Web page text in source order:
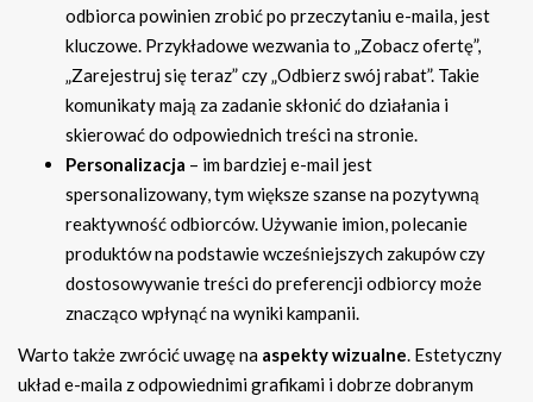
odbiorca powinien zrobić po przeczytaniu e-maila, jest
kluczowe. Przykładowe wezwania to „Zobacz ofertę”,
„Zarejestruj się teraz” czy „Odbierz swój rabat”. Takie
komunikaty mają za zadanie skłonić do działania i
skierować do odpowiednich treści na stronie.
Personalizacja – im bardziej e-mail jest
spersonalizowany, tym większe szanse na pozytywną
reaktywność odbiorców. Używanie imion, polecanie
produktów na podstawie wcześniejszych zakupów czy
dostosowywanie treści do preferencji odbiorcy może
znacząco wpłynąć na wyniki kampanii.
Warto także zwrócić uwagę na aspekty wizualne. Estetyczny
układ e-maila z odpowiednimi grafikami i dobrze dobranym